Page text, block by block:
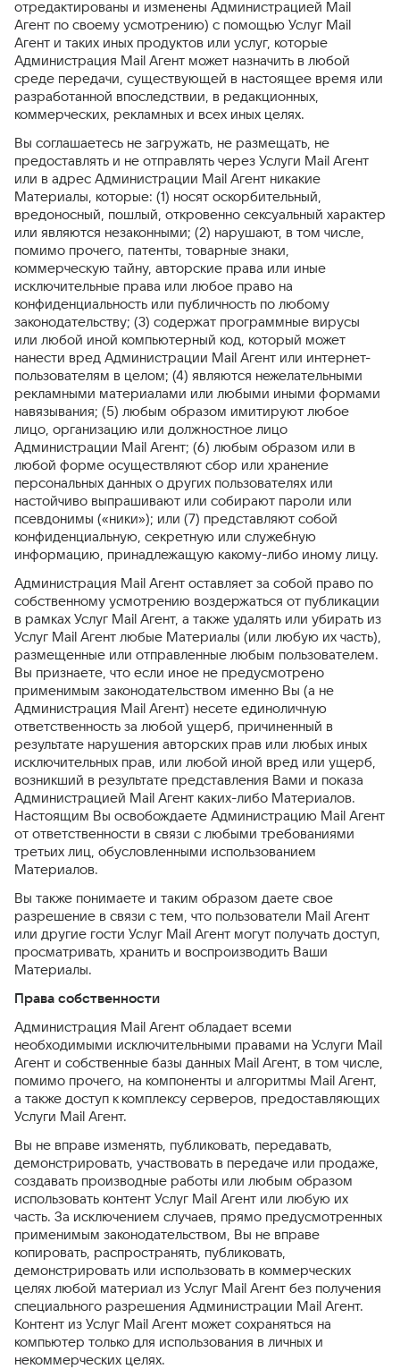
отредактированы и изменены Администрацией Mail
Агент по своему усмотрению) с помощью Услуг Mail
Агент и таких иных продуктов или услуг, которые
Администрация Mail Агент может назначить в любой
среде передачи, существующей в настоящее время или
разработанной впоследствии, в редакционных,
коммерческих, рекламных и всех иных целях.
Вы соглашаетесь не загружать, не размещать, не
предоставлять и не отправлять через Услуги Mail Агент
или в адрес Администрации Mail Агент никакие
Материалы, которые: (1) носят оскорбительный,
вредоносный, пошлый, откровенно сексуальный характер
или являются незаконными; (2) нарушают, в том числе,
помимо прочего, патенты, товарные знаки,
коммерческую тайну, авторские права или иные
исключительные права или любое право на
конфиденциальность или публичность по любому
законодательству; (3) содержат программные вирусы
или любой иной компьютерный код, который может
нанести вред Администрации Mail Агент или интернет-
пользователям в целом; (4) являются нежелательными
рекламными материалами или любыми иными формами
навязывания; (5) любым образом имитируют любое
лицо, организацию или должностное лицо
Администрации Mail Агент; (6) любым образом или в
любой форме осуществляют сбор или хранение
персональных данных о других пользователях или
настойчиво выпрашивают или собирают пароли или
псевдонимы («ники»); или (7) представляют собой
конфиденциальную, секретную или служебную
информацию, принадлежащую какому-либо иному лицу.
Администрация Mail Агент оставляет за собой право по
собственному усмотрению воздержаться от публикации
в рамках Услуг Mail Агент, а также удалять или убирать из
Услуг Mail Агент любые Материалы (или любую их часть),
размещенные или отправленные любым пользователем.
Вы признаете, что если иное не предусмотрено
применимым законодательством именно Вы (а не
Администрация Mail Агент) несете единоличную
ответственность за любой ущерб, причиненный в
результате нарушения авторских прав или любых иных
исключительных прав, или любой иной вред или ущерб,
возникший в результате представления Вами и показа
Администрацией Mail Агент каких-либо Материалов.
Настоящим Вы освобождаете Администрацию Mail Агент
от ответственности в связи с любыми требованиями
третьих лиц, обусловленными использованием
Материалов.
Вы также понимаете и таким образом даете свое
разрешение в связи с тем, что пользователи Mail Агент
или другие гости Услуг Mail Агент могут получать доступ,
просматривать, хранить и воспроизводить Ваши
Материалы.
Права собственности
Администрация Mail Агент обладает всеми
необходимыми исключительными правами на Услуги Mail
Агент и собственные базы данных Mail Агент, в том числе,
помимо прочего, на компоненты и алгоритмы Mail Агент,
а также доступ к комплексу серверов, предоставляющих
Услуги Mail Агент.
Вы не вправе изменять, публиковать, передавать,
демонстрировать, участвовать в передаче или продаже,
создавать производные работы или любым образом
использовать контент Услуг Mail Агент или любую их
часть. За исключением случаев, прямо предусмотренных
применимым законодательством, Вы не вправе
копировать, распространять, публиковать,
демонстрировать или использовать в коммерческих
целях любой материал из Услуг Mail Агент без получения
специального разрешения Администрации Mail Агент.
Контент из Услуг Mail Агент может сохраняться на
компьютер только для использования в личных и
некоммерческих целях.